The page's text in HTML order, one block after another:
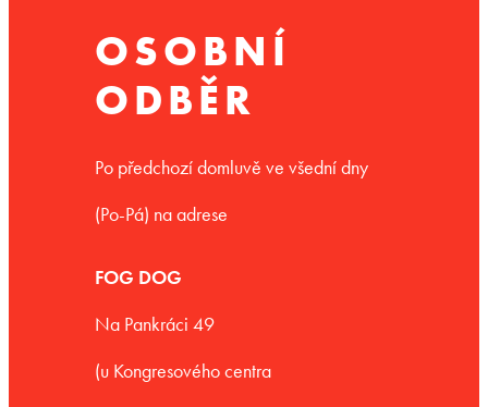
OSOBNÍ
ODBĚR
Po předchozí domluvě ve všední dny
(Po-Pá) na adrese
FOG DOG
Na Pankráci 49
(u Kongresového centra